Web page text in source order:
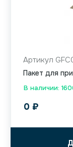
В наличии:
Артикул
Пакет для
0 ₽